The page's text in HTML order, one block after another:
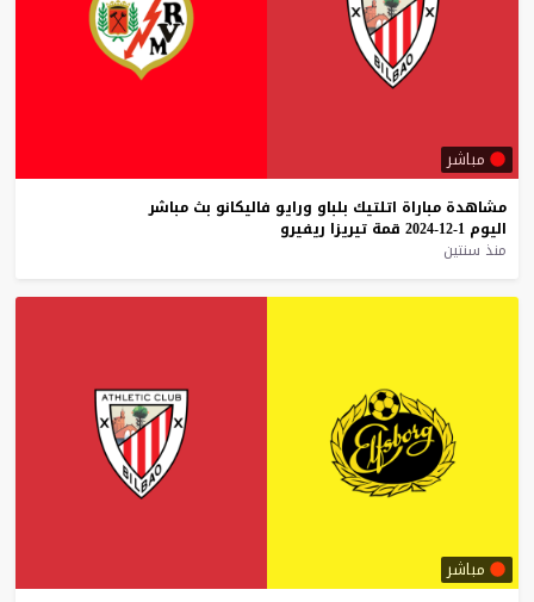
مباشر
مشاهدة مباراة اتلتيك بلباو ورايو فاليكانو بث مباشر
اليوم 1-12-2024 قمة تيريزا ريفيرو
منذ سنتين
مباشر